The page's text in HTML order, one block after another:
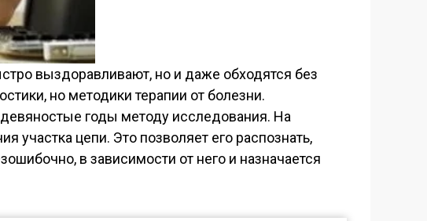
выздоравливают, но и даже обходятся без
но методики терапии от болезни.
годы методу исследования. На
участка цепи. Это позволяет его распознать,
в зависимости от него и назначается